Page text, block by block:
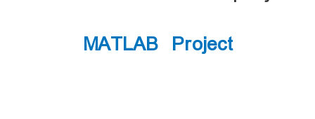
MATLAB Project